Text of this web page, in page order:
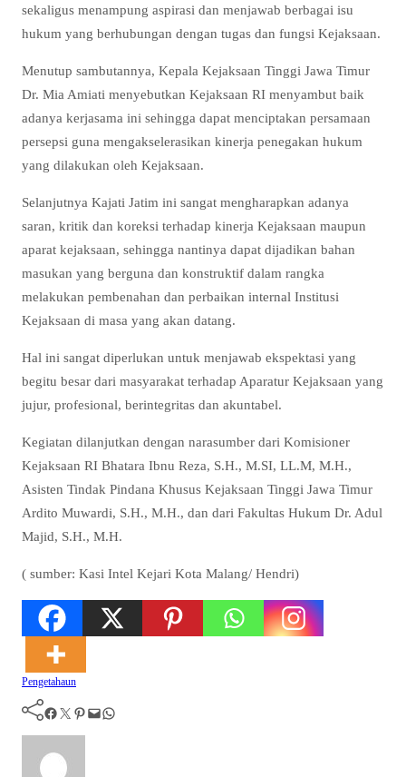
sekaligus menampung aspirasi dan menjawab berbagai isu
hukum yang berhubungan dengan tugas dan fungsi Kejaksaan.
Menutup sambutannya, Kepala Kejaksaan Tinggi Jawa Timur
Dr. Mia Amiati menyebutkan Kejaksaan RI menyambut baik
adanya kerjasama ini sehingga dapat menciptakan persamaan
persepsi guna mengakselerasikan kinerja penegakan hukum
yang dilakukan oleh Kejaksaan.
Selanjutnya Kajati Jatim ini sangat mengharapkan adanya
saran, kritik dan koreksi terhadap kinerja Kejaksaan maupun
aparat kejaksaan, sehingga nantinya dapat dijadikan bahan
masukan yang berguna dan konstruktif dalam rangka
melakukan pembenahan dan perbaikan internal Institusi
Kejaksaan di masa yang akan datang.
Hal ini sangat diperlukan untuk menjawab ekspektasi yang
begitu besar dari masyarakat terhadap Aparatur Kejaksaan yang
jujur, profesional, berintegritas dan akuntabel.
Kegiatan dilanjutkan dengan narasumber dari Komisioner
Kejaksaan RI Bhatara Ibnu Reza, S.H., M.SI, LL.M, M.H.,
Asisten Tindak Pindana Khusus Kejaksaan Tinggi Jawa Timur
Ardito Muwardi, S.H., M.H., dan dari Fakultas Hukum Dr. Adul
Majid, S.H., M.H.
( sumber: Kasi Intel Kejari Kota Malang/ Hendri)
Pengetahaun
Facebook Twitter Pinterest Mail WhatsApp